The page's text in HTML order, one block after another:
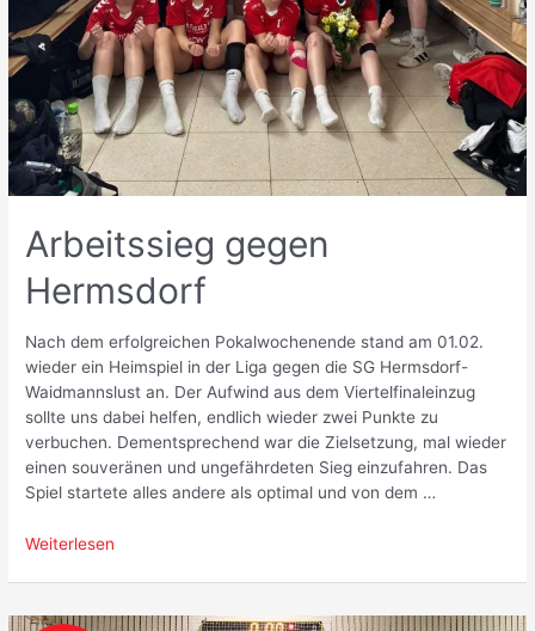
Arbeitssieg gegen
Hermsdorf
Nach dem erfolgreichen Pokalwochenende stand am 01.02.
wieder ein Heimspiel in der Liga gegen die SG Hermsdorf-
Waidmannslust an. Der Aufwind aus dem Viertelfinaleinzug
sollte uns dabei helfen, endlich wieder zwei Punkte zu
verbuchen. Dementsprechend war die Zielsetzung, mal wieder
einen souveränen und ungefährdeten Sieg einzufahren. Das
Spiel startete alles andere als optimal und von dem …
Arbeitssieg
Weiterlesen